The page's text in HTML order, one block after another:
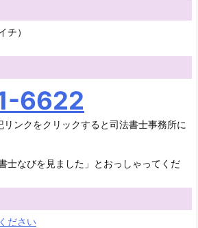
チ）
6622
ンクをクリックすると司法書士事務所に
士なびを見ました」とおっしゃってくだ
ださい